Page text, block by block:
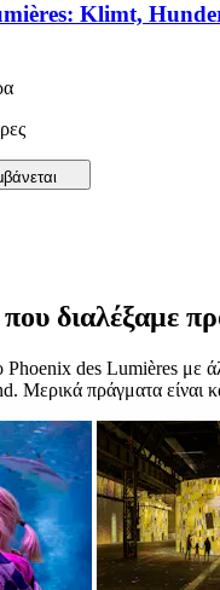
Klimt,
διαλέξαμε
Phoenix des Lumières με
Μερικά πράγματα είναι